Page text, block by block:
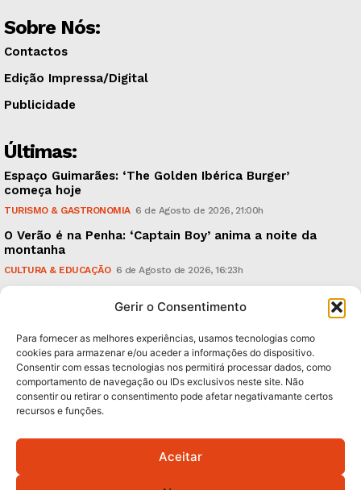
Gerir o Consentimento
Para fornecer as melhores experiências, usamos tecnologias como
cookies para armazenar e/ou aceder a informações do dispositivo.
Consentir com essas tecnologias nos permitirá processar dados, como
comportamento de navegação ou IDs exclusivos neste site. Não
consentir ou retirar o consentimento pode afetar negativamante certos
recursos e funções.
Aceitar
Sobre Nós:
Contactos
Edição Impressa/Digital
Publicidade
Últimas:
Espaço Guimarães: ‘The Golden Ibérica Burger’
começa hoje
TURISMO & GASTRONOMIA 6 de Agosto de 2026, 21:00h
O Verão é na Penha: ‘Captain Boy’ anima a noite da
montanha
CULTURA & EDUCAÇÃO 6 de Agosto de 2026, 16:23h
em causa”, garante Ricardo Araújo
Subscreva Newsletter:
QUERO ADERIR